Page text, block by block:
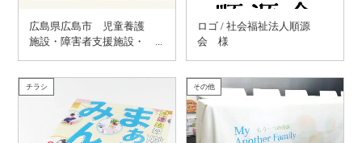
広島県広島市 児童養護
施設・障害者支援施設・
様
ロゴ / 社会福祉法人順源
会 様
チラシ その他